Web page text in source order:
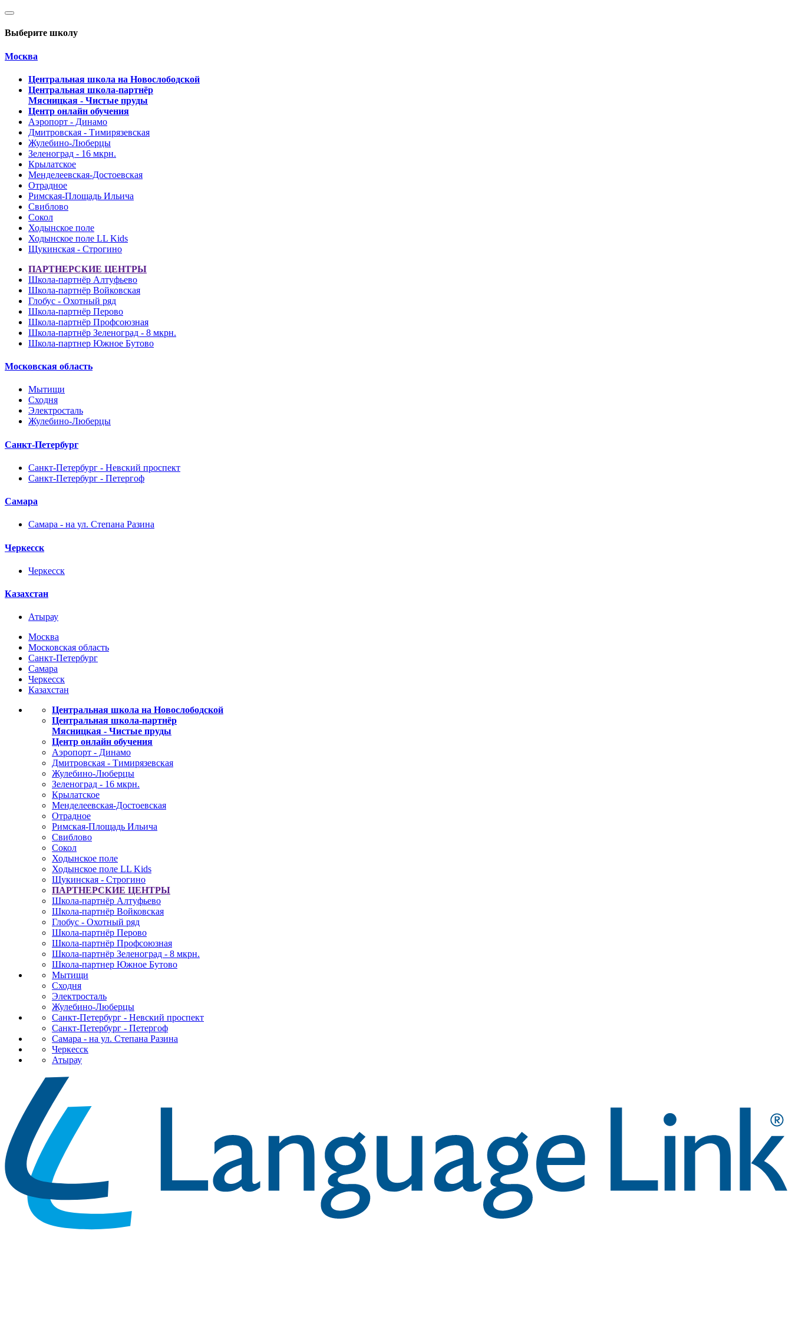
Выберите школу
Москва
Центральная школа на Новослободской
Центральная школа-партнёр
Мясницкая - Чистые пруды
Центр онлайн обучения
Аэропорт - Динамо
Дмитровская - Тимирязевская
Жулебино-Люберцы
Зеленоград - 16 мкрн.
Крылатское
Менделеевская-Достоевская
Отрадное
Римская-Площадь Ильича
Свиблово
Сокол
Ходынское поле
Ходынское поле LL Kids
Щукинская - Строгино
ПАРТНЕРСКИЕ ЦЕНТРЫ
Школа-партнёр Алтуфьево
Школа-партнёр Войковская
Глобус - Охотный ряд
Школа-партнёр Перово
Школа-партнёр Профсоюзная
Школа-партнёр Зеленоград - 8 мкрн.
Школа-партнер Южное Бутово
Московская область
Мытищи
Сходня
Электросталь
Жулебино-Люберцы
Санкт-Петербург
Санкт-Петербург - Невский проспект
Санкт-Петербург - Петергоф
Самара
Самара - на ул. Степана Разина
Черкесск
Черкесск
Казахстан
Атырау
Москва
Московская область
Санкт-Петербург
Самара
Черкесск
Казахстан
Центральная школа на Новослободской
Центральная школа-партнёр
Мясницкая - Чистые пруды
Центр онлайн обучения
Аэропорт - Динамо
Дмитровская - Тимирязевская
Жулебино-Люберцы
Зеленоград - 16 мкрн.
Крылатское
Менделеевская-Достоевская
Отрадное
Римская-Площадь Ильича
Свиблово
Сокол
Ходынское поле
Ходынское поле LL Kids
Щукинская - Строгино
ПАРТНЕРСКИЕ ЦЕНТРЫ
Школа-партнёр Алтуфьево
Школа-партнёр Войковская
Глобус - Охотный ряд
Школа-партнёр Перово
Школа-партнёр Профсоюзная
Школа-партнёр Зеленоград - 8 мкрн.
Школа-партнер Южное Бутово
Мытищи
Сходня
Электросталь
Жулебино-Люберцы
Санкт-Петербург - Невский проспект
Санкт-Петербург - Петергоф
Самара - на ул. Степана Разина
Черкесск
Атырау